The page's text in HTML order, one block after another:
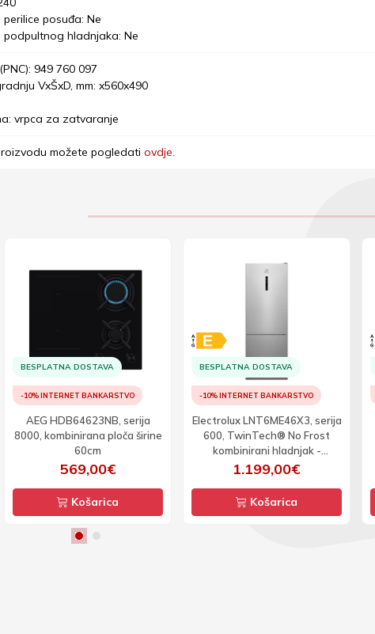
posuđa: Ne
hladnjaka: Ne
949 760 097
VxŠxD, mm: x560x490
vrpca za zatvaranje
možete pogledati ovdje.
BESPLATNA DOSTAVA
-10% INTERNET BANKARSTVO
AEG HDB64623NB, serija
8000, kombinirana ploča širine
60cm
569,00€
Košarica
BESPLATNA DOSTAVA
-10% INTERNET BANKARSTVO
Electrolux LNT6ME46X3, serija
600, TwinTech® No Frost
kombinirani hladnjak -
zamrzivač 192cm
1.199,00€
Košarica